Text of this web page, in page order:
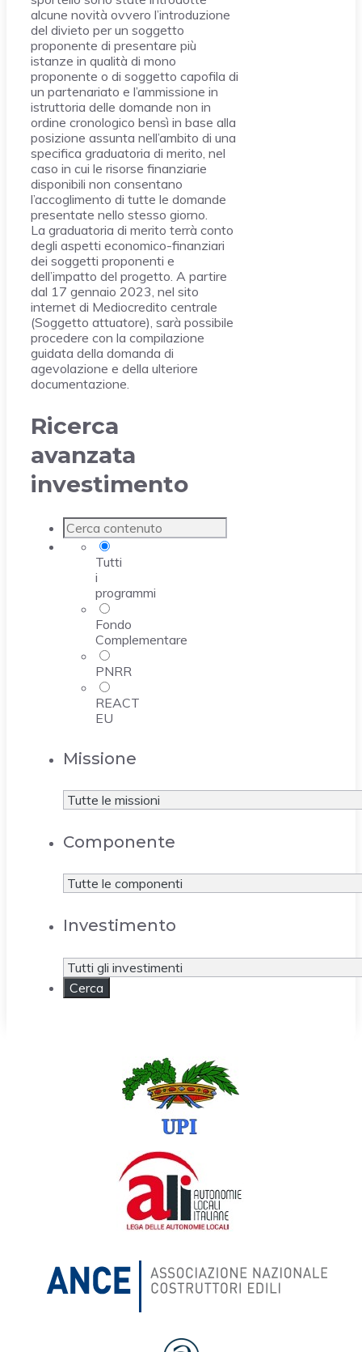
alcune novità ovvero l’introduzione
del divieto per un soggetto
proponente di presentare più
istanze in qualità di mono
proponente o di soggetto capofila di
un partenariato e l’ammissione in
istruttoria delle domande non in
ordine cronologico bensì in base alla
posizione assunta nell’ambito di una
specifica graduatoria di merito, nel
caso in cui le risorse finanziarie
disponibili non consentano
l’accoglimento di tutte le domande
presentate nello stesso giorno.
La graduatoria di merito terrà conto
degli aspetti economico-finanziari
dei soggetti proponenti e
dell’impatto del progetto. A partire
dal 17 gennaio 2023, nel sito
internet di Mediocredito centrale
(Soggetto attuatore), sarà possibile
procedere con la compilazione
guidata della domanda di
agevolazione e della ulteriore
documentazione.
Ricerca
avanzata
investimento
Tutti
i
programmi
Fondo
Complementare
PNRR
REACT
EU
Missione
Componente
Investimento